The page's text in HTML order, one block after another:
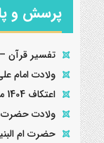
پرسش و
تفسیر قرآن – آیات ۱۱ تا
ولادت امام
اعتکاف 1404 مسجد رکن الملک اصفهان
ولادت حضرت
حضرت ام